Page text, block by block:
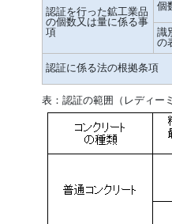
認証を行った鉱工業品
の個数又は量に係る事
項
個
識
の
認証に係る法の根拠条項
表：認証の範囲（レディー